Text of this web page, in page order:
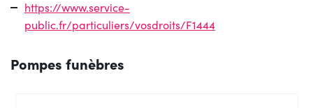
https://www.service-
public.fr/particuliers/vosdroits/F1444
Pompes funèbres